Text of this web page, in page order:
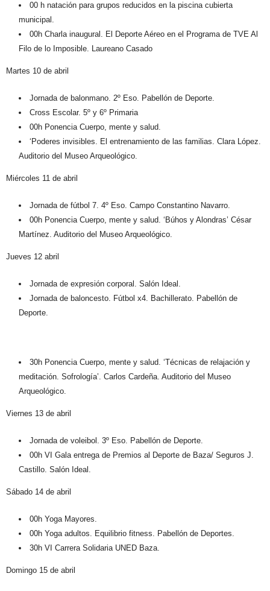
00 h natación para grupos reducidos en la piscina cubierta
municipal.
00h Charla inaugural. El Deporte Aéreo en el Programa de TVE Al
Filo de lo Imposible. Laureano Casado
Martes 10 de abril
Jornada de balonmano. 2º Eso. Pabellón de Deporte.
Cross Escolar. 5º y 6º Primaria
00h Ponencia Cuerpo, mente y salud.
‘Poderes invisibles. El entrenamiento de las familias. Clara López.
Auditorio del Museo Arqueológico.
Miércoles 11 de abril
Jornada de fútbol 7. 4º Eso. Campo Constantino Navarro.
00h Ponencia Cuerpo, mente y salud. ‘Búhos y Alondras’ César
Martínez. Auditorio del Museo Arqueológico.
Jueves 12 abril
Jornada de expresión corporal. Salón Ideal.
Jornada de baloncesto. Fútbol x4. Bachillerato. Pabellón de
Deporte.
30h Ponencia Cuerpo, mente y salud. ‘Técnicas de relajación y
meditación. Sofrología’. Carlos Cardeña. Auditorio del Museo
Arqueológico.
Viernes 13 de abril
Jornada de voleibol. 3º Eso. Pabellón de Deporte.
00h VI Gala entrega de Premios al Deporte de Baza/ Seguros J.
Castillo. Salón Ideal.
Sábado 14 de abril
00h Yoga Mayores.
00h Yoga adultos. Equilibrio fitness. Pabellón de Deportes.
30h VI Carrera Solidaria UNED Baza.
Domingo 15 de abril